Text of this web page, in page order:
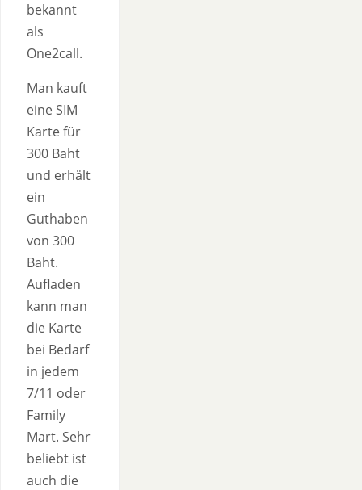
bekannt
als
One2call.
Man kauft
eine SIM
Karte für
300 Baht
und erhält
ein
Guthaben
von 300
Baht.
Aufladen
kann man
die Karte
bei Bedarf
in jedem
7/11 oder
Family
Mart. Sehr
beliebt ist
auch die